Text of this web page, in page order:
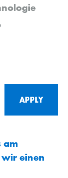
APPLY
am
einen